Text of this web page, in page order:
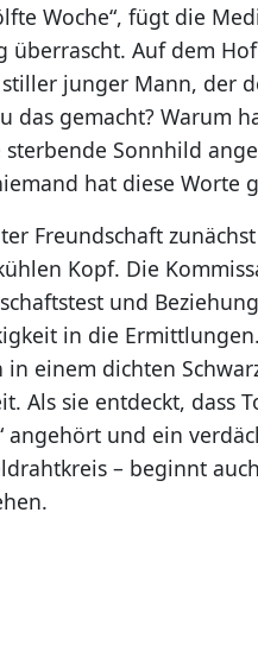
Woche“, fügt die
überrascht. Auf dem
junger Mann, der
das gemacht? Warum
sterbende Sonnhild
hat diese Worte
Freundschaft
Kopf. Die
und
in die
in einem dichten
Als sie entdeckt, dass
angehört und ein
– beginnt